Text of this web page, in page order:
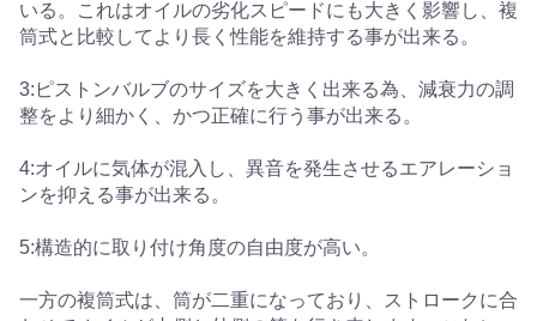
いる。これはオイルの劣化スピードにも大きく影響し、複
筒式と比較してより長く性能を維持する事が出来る。
3:ピストンバルブのサイズを大きく出来る為、減衰力の調
整をより細かく、かつ正確に行う事が出来る。
4:オイルに気体が混入し、異音を発生させるエアレーショ
ンを抑える事が出来る。
5:構造的に取り付け角度の自由度が高い。
一方の複筒式は、筒が二重になっており、ストロークに合